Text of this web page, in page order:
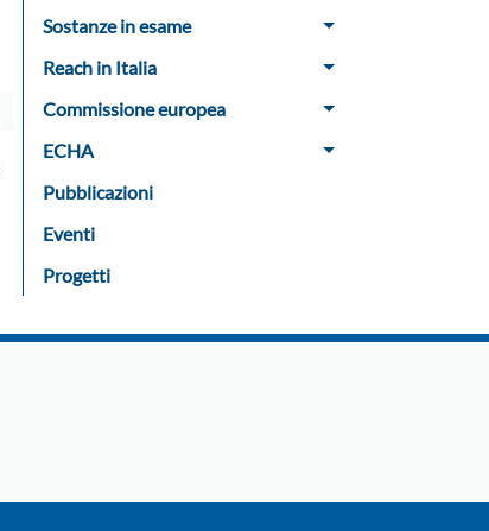
Sostanze in esame
Reach in Italia
Commissione europea
ECHA
Pubblicazioni
Eventi
Progetti